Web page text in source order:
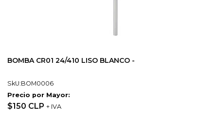
BOMBA CR01 24/410 LISO BLANCO -
SkU:BOM0006
Precio por Mayor:
$150 CLP + IVA